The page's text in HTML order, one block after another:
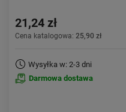
21,24 zł
Cena katalogowa: 25,90 zł
Wysyłka w: 2-3 dni
Darmowa dostawa